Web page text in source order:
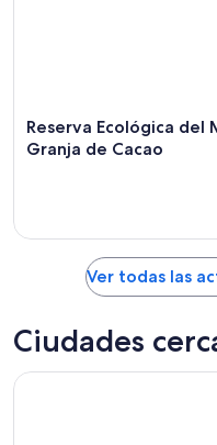
Reserva Ecológica del
Granja de Cacao
Ver todas las
Ciudades